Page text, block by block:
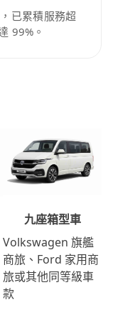
已累積服務超
99%。
九座箱型車
Volkswagen 旗艦
商旅、Ford 家用商
旅或其他同等級車
款